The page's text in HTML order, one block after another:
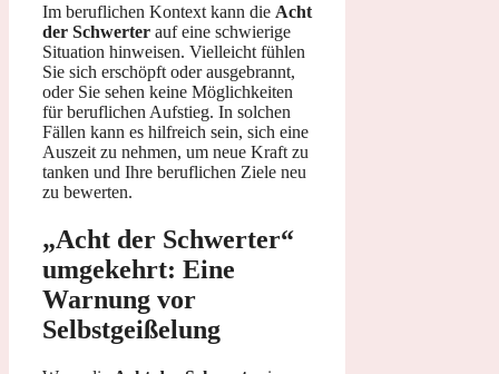
Im beruflichen Kontext kann die Acht
der Schwerter auf eine schwierige
Situation hinweisen. Vielleicht fühlen
Sie sich erschöpft oder ausgebrannt,
oder Sie sehen keine Möglichkeiten
für beruflichen Aufstieg. In solchen
Fällen kann es hilfreich sein, sich eine
Auszeit zu nehmen, um neue Kraft zu
tanken und Ihre beruflichen Ziele neu
zu bewerten.
„Acht der Schwerter“
umgekehrt: Eine
Warnung vor
Selbstgeißelung